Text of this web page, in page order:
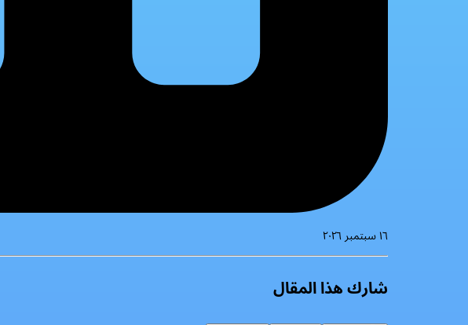
١٦ سبتمبر ٢٠٢٦
شارك هذا المقال